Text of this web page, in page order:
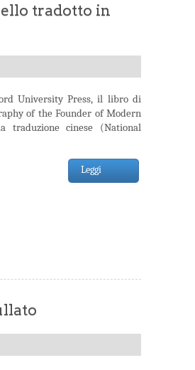
tradotto in
University Press, il libro di
of the Founder of Modern
traduzione cinese (National
Leggi